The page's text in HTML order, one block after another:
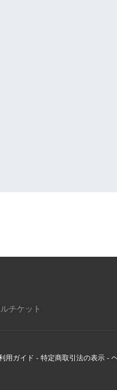
チケット
用ガイド - 特定商取引法の表示 -